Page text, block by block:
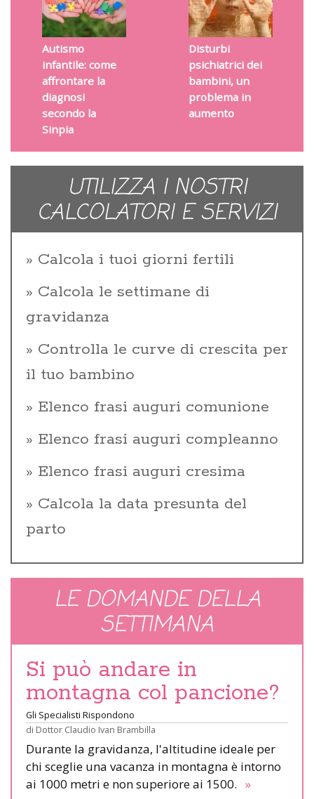
Autismo
infantile: come
affrontare la
diagnosi
secondo la
Sinpia
Disturbi
psichiatrici dei
bambini, un
problema in
aumento
UTILIZZA I NOSTRI
CALCOLATORI E SERVIZI
Calcola i tuoi giorni fertili
Calcola le settimane di
gravidanza
Controlla le curve di crescita per
il tuo bambino
Elenco frasi auguri comunione
Elenco frasi auguri compleanno
Elenco frasi auguri cresima
Calcola la data presunta del
parto
LE DOMANDE DELLA
SETTIMANA
Si può andare in
montagna col pancione?
Gli Specialisti Rispondono
di Dottor Claudio Ivan Brambilla
Durante la gravidanza, l'altitudine ideale per
chi sceglie una vacanza in montagna è intorno
ai 1000 metri e non superiore ai 1500. »